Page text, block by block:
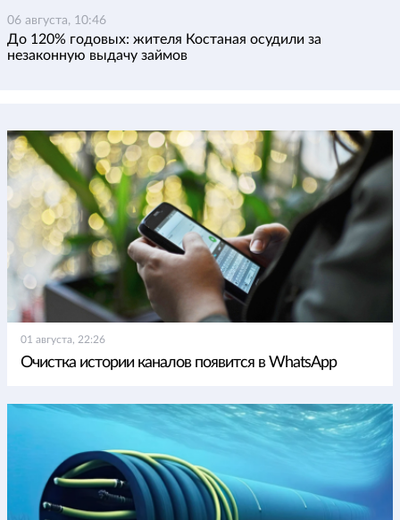
06 августа, 10:46
До 120% годовых: жителя Костаная осудили за
незаконную выдачу займов
01 августа, 22:26
Очистка истории каналов появится в WhatsApp